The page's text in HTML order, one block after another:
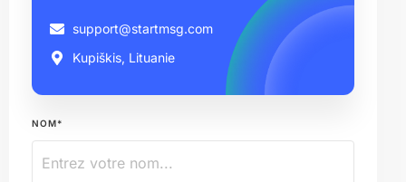
NOM*
support@startmsg.com
Kupiškis, Lituanie